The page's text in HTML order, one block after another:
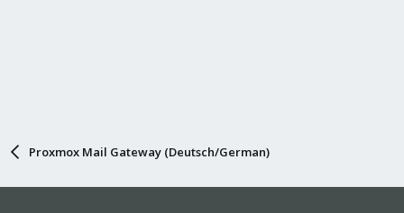
Proxmox Mail Gateway (Deutsch/German)